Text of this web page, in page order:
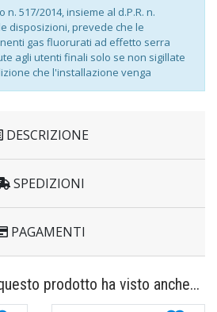
517/2014, insieme al d.P.R. n.
disposizioni, prevede che le
gas fluorurati ad effetto serra
agli utenti finali solo se non sigillate
che l'installazione venga
certificata.
e nazionali relative all'installazione
per concludere
DESCRIZIONE
SPEDIZIONI
PAGAMENTI
prodotto ha visto anche...